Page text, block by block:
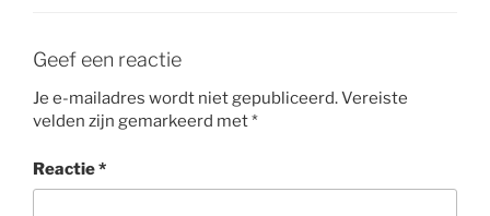
Geef een reactie
Je e-mailadres wordt niet gepubliceerd.Vereiste
velden zijn gemarkeerd met*
Reactie*